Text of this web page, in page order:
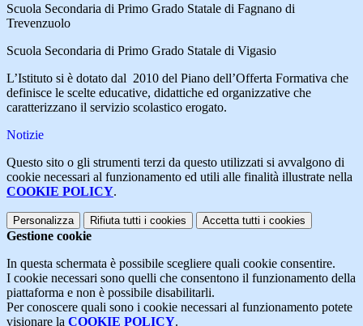
Scuola Secondaria di Primo Grado Statale di Fagnano di
Trevenzuolo
Scuola Secondaria di Primo Grado Statale di Vigasio
L’Istituto si è dotato dal 2010 del Piano dell’Offerta Formativa che
definisce le scelte educative, didattiche ed organizzative che
caratterizzano il servizio scolastico erogato.
Notizie
Questo sito o gli strumenti terzi da questo utilizzati si avvalgono di
cookie necessari al funzionamento ed utili alle finalità illustrate nella
COOKIE POLICY.
Personalizza Rifiuta tutti i cookies Accetta tutti i cookies
Gestione cookie
In questa schermata è possibile scegliere quali cookie consentire.
I cookie necessari sono quelli che consentono il funzionamento della
piattaforma e non è possibile disabilitarli.
Per conoscere quali sono i cookie necessari al funzionamento potete
visionare la COOKIE POLICY.